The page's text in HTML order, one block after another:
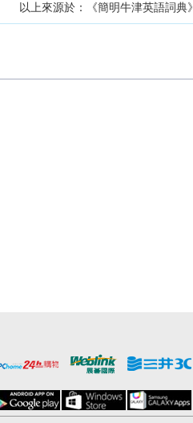
以上來源於：《簡明牛津英語詞典》